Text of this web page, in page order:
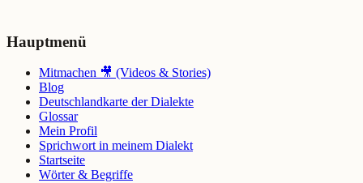
Hauptmenü
Mitmachen 🎥 (Videos & Stories)
Blog
Deutschlandkarte der Dialekte
Glossar
Mein Profil
Sprichwort in meinem Dialekt
Startseite
Wörter & Begriffe